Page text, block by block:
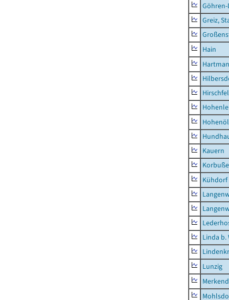
Greiz,
Hain
Kauern
Kühdorf
Linda b.
Lunzig